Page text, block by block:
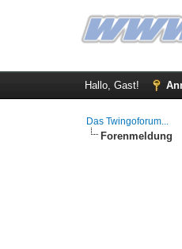
Hallo, Gast!
Das Twingoforum...
Forenmeldung